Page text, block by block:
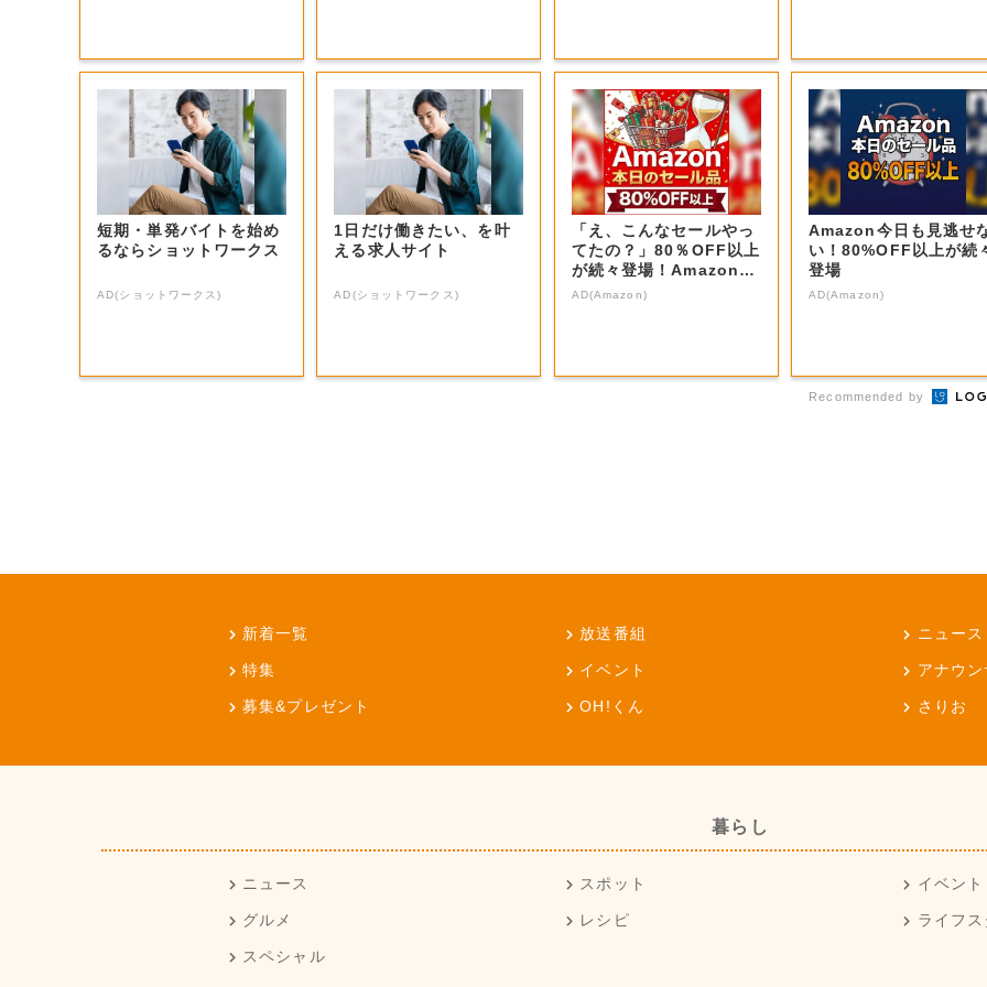
短期・単発バイトを始め
るならショットワークス
AD(ショットワークス)
1日だけ働きたい、を叶
える求人サイト
AD(ショットワークス)
「え、こんなセールやっ
てたの？」80％OFF以上
が続々登場！Amazonの
本気が...
AD(Amazon)
Amazon今日も見逃せ
い！80%OFF以上が続
登場
AD(Amazon)
Recommended by
新着一覧 放送番組 ニュース
特集 イベント アナウ
募集&プレゼント OH!くん さりお
暮らし
ニュース スポット イベント
グルメ レシピ ライフ
スペシャル